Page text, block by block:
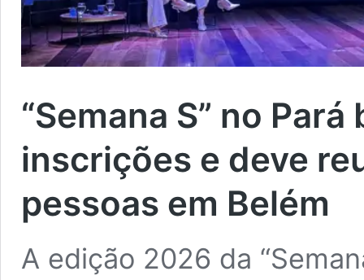
“Semana S” no
inscrições e deve
pessoas em Belém
A edição 2026 da